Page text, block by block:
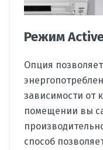
Режим
Опция
зависимости от
помещении вы
способ